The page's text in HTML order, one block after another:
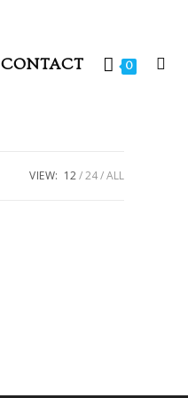
CONTACT 0
VIEW: 12 24 ALL